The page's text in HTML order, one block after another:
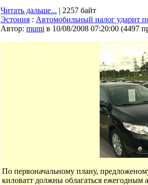
Читать дальше... | 2257 байт
Эстония : Автомобильный налог ударит
Автор: mumi в 10/08/2008 07:20:00 (4497
По первоначальному плану,
киловатт должны облагаться